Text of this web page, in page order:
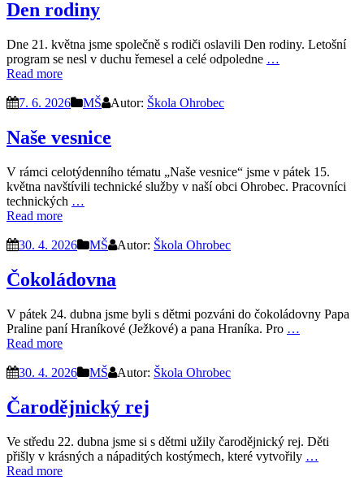
Den rodiny
Dne 21. května jsme společně s rodiči oslavili Den rodiny. Letošní
program se nesl v duchu řemesel a celé odpoledne …
Read more
7. 6. 2026 MŠ Autor: Škola Ohrobec
Naše vesnice
V rámci celotýdenního tématu „Naše vesnice“ jsme v pátek 15.
května navštívili technické služby v naší obci Ohrobec. Pracovníci
technických …
Read more
30. 4. 2026 MŠ Autor: Škola Ohrobec
Čokoládovna
V pátek 24. dubna jsme byli s dětmi pozváni do čokoládovny Papa
Praline paní Hraníkové (Ježkové) a pana Hraníka. Pro …
Read more
30. 4. 2026 MŠ Autor: Škola Ohrobec
Čarodějnický rej
Ve středu 22. dubna jsme si s dětmi užily čarodějnický rej. Děti
přišly v krásných a nápaditých kostýmech, které vytvořily …
Read more